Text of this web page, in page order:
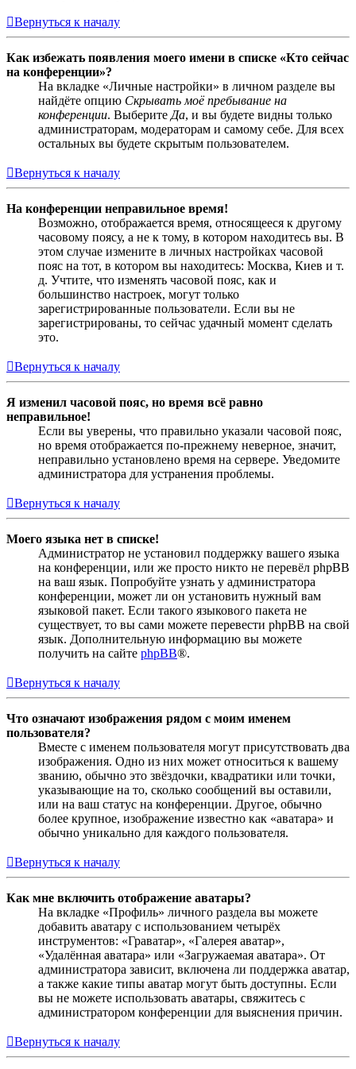
Вернуться к началу
Как избежать появления моего имени в списке «Кто сейчас
на конференции»?
На вкладке «Личные настройки» в личном разделе вы
найдёте опцию Скрывать моё пребывание на
конференции. Выберите Да, и вы будете видны только
администраторам, модераторам и самому себе. Для всех
остальных вы будете скрытым пользователем.
Вернуться к началу
На конференции неправильное время!
Возможно, отображается время, относящееся к другому
часовому поясу, а не к тому, в котором находитесь вы. В
этом случае измените в личных настройках часовой
пояс на тот, в котором вы находитесь: Москва, Киев и т.
д. Учтите, что изменять часовой пояс, как и
большинство настроек, могут только
зарегистрированные пользователи. Если вы не
зарегистрированы, то сейчас удачный момент сделать
это.
Вернуться к началу
Я изменил часовой пояс, но время всё равно
неправильное!
Если вы уверены, что правильно указали часовой пояс,
но время отображается по-прежнему неверное, значит,
неправильно установлено время на сервере. Уведомите
администратора для устранения проблемы.
Вернуться к началу
Моего языка нет в списке!
Администратор не установил поддержку вашего языка
на конференции, или же просто никто не перевёл phpBB
на ваш язык. Попробуйте узнать у администратора
конференции, может ли он установить нужный вам
языковой пакет. Если такого языкового пакета не
существует, то вы сами можете перевести phpBB на свой
язык. Дополнительную информацию вы можете
получить на сайте phpBB®.
Вернуться к началу
Что означают изображения рядом с моим именем
пользователя?
Вместе с именем пользователя могут присутствовать два
изображения. Одно из них может относиться к вашему
званию, обычно это звёздочки, квадратики или точки,
указывающие на то, сколько сообщений вы оставили,
или на ваш статус на конференции. Другое, обычно
более крупное, изображение известно как «аватара» и
обычно уникально для каждого пользователя.
Вернуться к началу
Как мне включить отображение аватары?
На вкладке «Профиль» личного раздела вы можете
добавить аватару с использованием четырёх
инструментов: «Граватар», «Галерея аватар»,
«Удалённая аватара» или «Загружаемая аватара». От
администратора зависит, включена ли поддержка аватар,
а также какие типы аватар могут быть доступны. Если
вы не можете использовать аватары, свяжитесь с
администратором конференции для выяснения причин.
Вернуться к началу